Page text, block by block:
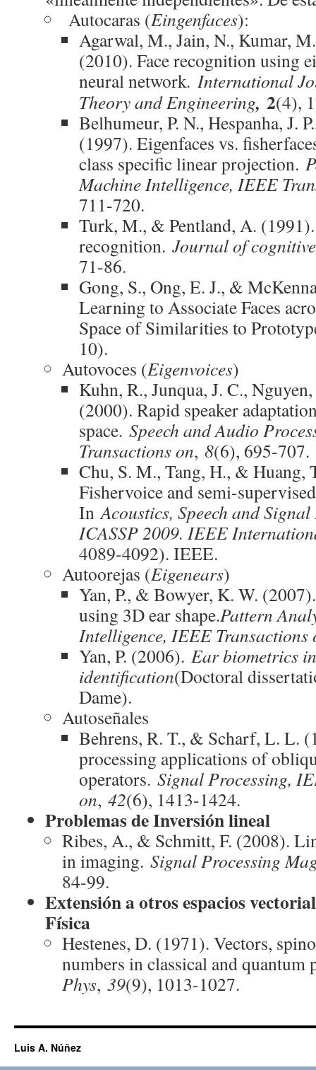
Autocaras (Eingenfaces):
Agarwal, M., Jain, N., Kumar,
(2010). Face recognition using
neural network. International
Theory and Engineering, 2(4),
Belhumeur, P. N., Hespanha, J.
(1997). Eigenfaces vs.
class specific linear projection.
Machine Intelligence, IEEE
711-720.
Turk, M., & Pentland, A.
recognition. Journal of
71-86.
Gong, S., Ong, E. J., &
Learning to Associate Faces
Space of Similarities to
10).
Autovoces (Eigenvoices)
Kuhn, R., Junqua, J. C.,
(2000). Rapid speaker
space. Speech and Audio
Transactions on, 8(6), 695-707.
Chu, S. M., Tang, H., & Huang,
Fishervoice and semi-
InAcoustics, Speech and
ICASSP 2009. IEEE
4089-4092). IEEE.
Autoorejas (Eigenears)
Yan, P., & Bowyer, K. W.
using 3D ear shape.Pattern
Intelligence, IEEE Transactions
Yan, P. (2006). Ear biometrics
identification(Doctoral
Dame).
Autoseñales
Behrens, R. T., & Scharf, L. L.
processing applications of
operators. Signal Processing,
on, 42(6), 1413-1424.
Problemas de Inversión lineal
Ribes, A., & Schmitt, F. (2008).
in imaging. Signal Processing
84-99.
Extensión a otros espacios
Física
Hestenes, D. (1971). Vectors,
numbers in classical and quantum
Phys, 39(9), 1013-1027.
Luis A. Núñez